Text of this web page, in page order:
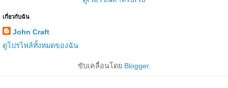
เกี่ยวกับฉัน
John Craft
ดูโปรไฟล์ทั้งหมดของฉัน
ขับเคลื่อนโดย Blogger.